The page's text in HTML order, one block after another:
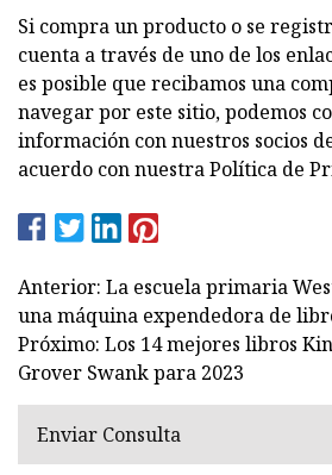
Si compra un producto o se
cuenta a través de uno de los
es posible que recibamos una
navegar por este sitio, podemos
información con nuestros socios
acuerdo con nuestra Política de
Anterior: La escuela primaria
una máquina expendedora de
Próximo: Los 14 mejores libros
Grover Swank para 2023
Enviar Consulta